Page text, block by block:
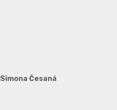
Simona Česaná